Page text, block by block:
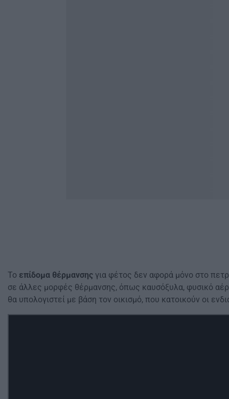
Το επίδομα θέρμανσης για φέτος δεν αφορά μόνο στο
σε άλλες μορφές θέρμανσης, όπως καυσόξυλα, φυσικό
θα υπολογιστεί με βάση τον οικισμό, που κατοικούν οι